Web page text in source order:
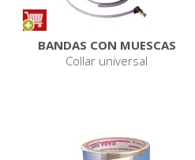
BANDAS CON MUESCAS
Collar universal